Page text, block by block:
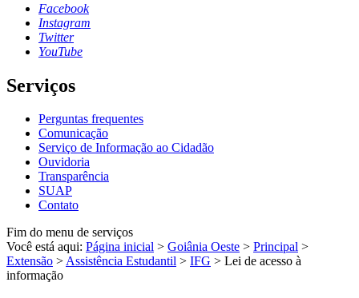
Facebook
Instagram
Twitter
YouTube
Serviços
Perguntas frequentes
Comunicação
Serviço de Informação ao Cidadão
Ouvidoria
Transparência
SUAP
Contato
Fim do menu de serviços
Você está aqui: Página inicial > Goiânia Oeste > Principal >
Extensão >Assistência Estudantil > IFG > Lei de acesso à
informação